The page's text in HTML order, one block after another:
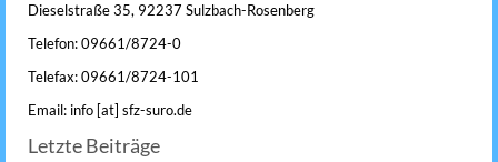
Dieselstraße 35, 92237 Sulzbach-Rosenberg
Telefon: 09661/8724-0
Telefax: 09661/8724-101
Email: info [at] sfz-suro.de
Letzte Beiträge